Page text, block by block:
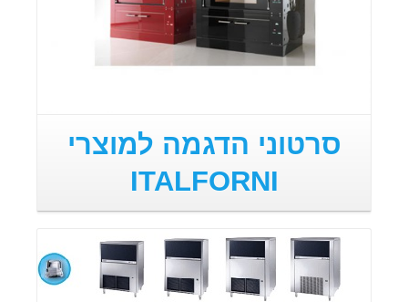
סרטוני הדגמה למוצרי
ITALFORNI